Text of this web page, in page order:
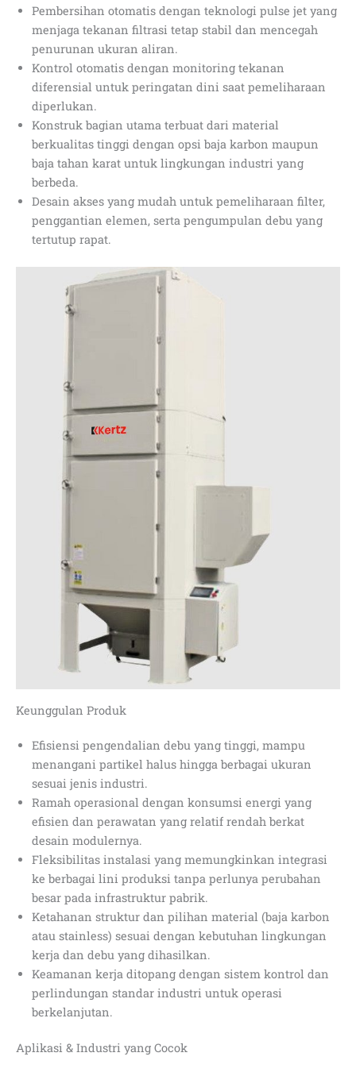
Pembersihan otomatis dengan teknologi pulse jet yang
menjaga tekanan filtrasi tetap stabil dan mencegah
penurunan ukuran aliran.
Kontrol otomatis dengan monitoring tekanan
diferensial untuk peringatan dini saat pemeliharaan
diperlukan.
Konstruk bagian utama terbuat dari material
berkualitas tinggi dengan opsi baja karbon maupun
baja tahan karat untuk lingkungan industri yang
berbeda.
Desain akses yang mudah untuk pemeliharaan filter,
penggantian elemen, serta pengumpulan debu yang
tertutup rapat.
Keunggulan Produk
Efisiensi pengendalian debu yang tinggi, mampu
menangani partikel halus hingga berbagai ukuran
sesuai jenis industri.
Ramah operasional dengan konsumsi energi yang
efisien dan perawatan yang relatif rendah berkat
desain modulernya.
Fleksibilitas instalasi yang memungkinkan integrasi
ke berbagai lini produksi tanpa perlunya perubahan
besar pada infrastruktur pabrik.
Ketahanan struktur dan pilihan material (baja karbon
atau stainless) sesuai dengan kebutuhan lingkungan
kerja dan debu yang dihasilkan.
Keamanan kerja ditopang dengan sistem kontrol dan
perlindungan standar industri untuk operasi
berkelanjutan.
Aplikasi & Industri yang Cocok